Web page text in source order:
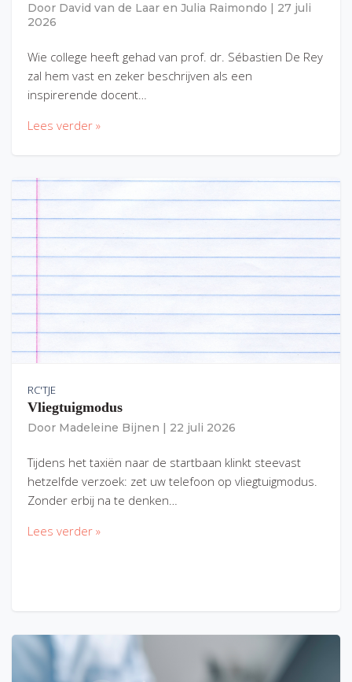
Door David van de Laar en Julia Raimondo
27 juli
2026
Wie college heeft gehad van prof. dr. Sébastien De Rey
zal hem vast en zeker beschrijven als een
inspirerende docent…
Lees verder »
RC'TJE
Vliegtuigmodus
Door Madeleine Bijnen 22 juli 2026
Tijdens het taxiën naar de startbaan klinkt steevast
hetzelfde verzoek: zet uw telefoon op vliegtuigmodus.
Zonder erbij na te denken…
Lees verder »